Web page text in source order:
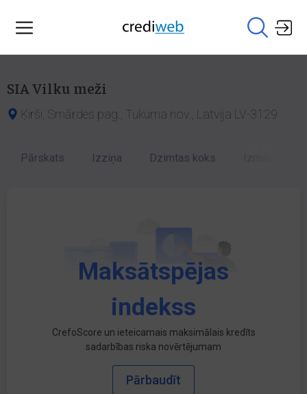
SIA Vilku meži
Ķirši, Smārdes pag., Tukuma nov., Latvija LV-3129
Pārskats Izziņa Dzimtas koks
Maksātspējas
indekss
CrefoScore un ieteicamais maksimālais kredīts
sadarbības riska novērtējumam
Pārbaudīt